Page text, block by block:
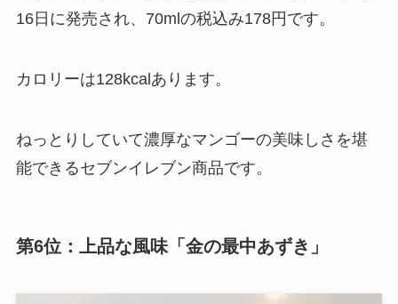
16日に発売され、70mlの税込み178円です。
カロリーは128kcalあります。
ねっとりしていて濃厚なマンゴーの美味しさを堪
能できるセブンイレブン商品です。
第6位：上品な風味「金の最中あずき」